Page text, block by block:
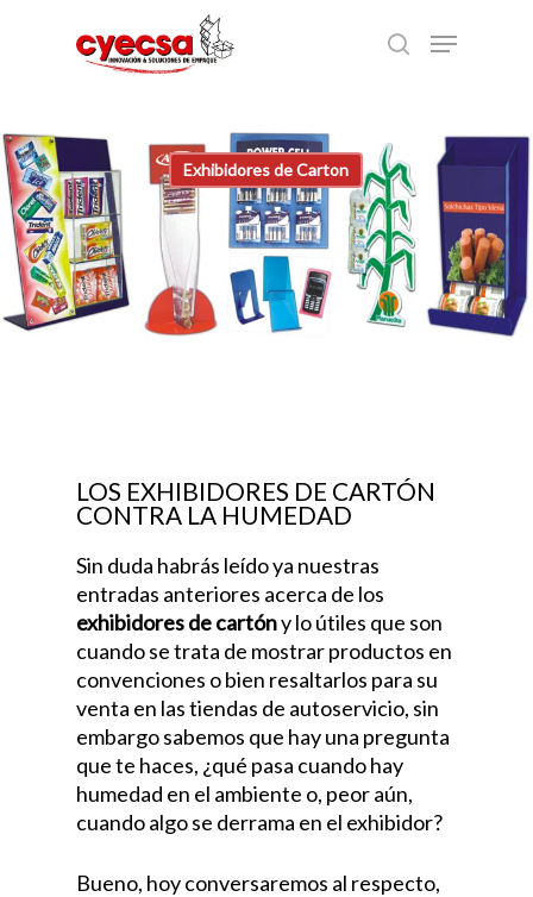
search
Menu
Exhibidores de Carton
LOS EXHIBIDORES DE CARTÓN
CONTRA LA HUMEDAD
Sin duda habrás leído ya nuestras
entradas anteriores acerca de los
exhibidores de cartóny lo útiles que son
cuando se trata de mostrar productos en
convenciones o bien resaltarlos para su
venta en las tiendas de autoservicio, sin
embargo sabemos que hay una pregunta
que te haces, ¿qué pasa cuando hay
humedad en el ambiente o, peor aún,
cuando algo se derrama en el exhibidor?
Bueno, hoy conversaremos al respecto,